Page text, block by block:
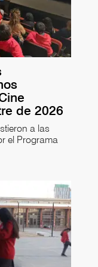
de 2026
a las
el Programa